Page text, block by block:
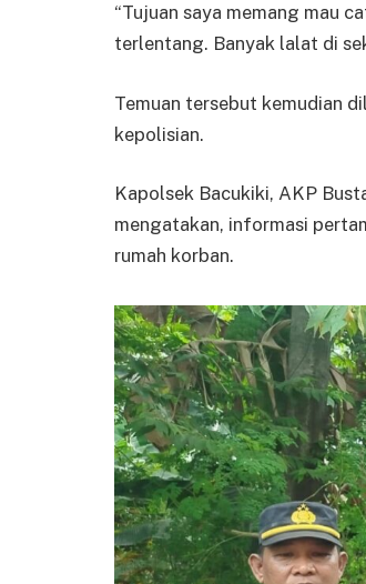
“Tujuan saya memang mau
terlentang. Banyak lalat di
Temuan tersebut kemudian
kepolisian.
Kapolsek Bacukiki, AKP
mengatakan, informasi
rumah korban.